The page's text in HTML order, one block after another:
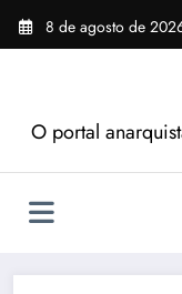
Pular
para
8 de agosto de
O portal